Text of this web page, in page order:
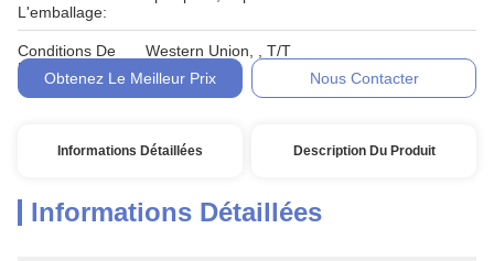
L'emballage:
Conditions De
Paiement:
Western Union, , T/T
Obtenez Le Meilleur Prix
Nous Contacter
Informations Détaillées Description Du Produit
Informations Détaillées